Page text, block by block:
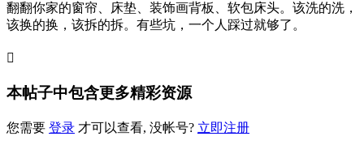
翻翻你家的窗帘、床垫、装饰画背板、软包床头。该洗的洗，
该换的换，该拆的拆。有些坑，一个人踩过就够了。

本帖子中包含更多精彩资源
您需要 登录 才可以查看, 没帐号? 立即注册